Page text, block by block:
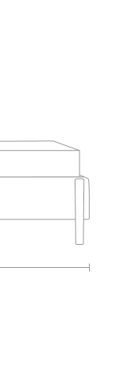
Минт (Mint)